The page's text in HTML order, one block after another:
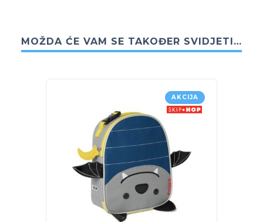
MOŽDA ĆE VAM SE TAKOĐER SVIDJETI…
AKCIJA